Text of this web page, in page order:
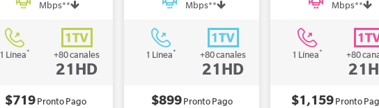
Mbps**
1 Línea* +80 canales
21HD
$719Pronto Pago
Mbps**
1 Línea* +80 canales
21HD
$899Pronto Pago
Mbps**
1 Línea* +80
$1,159 Pronto